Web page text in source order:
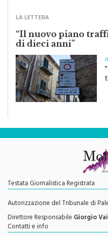
“Il nuovo piano
di dieci anni”
Testata Giornalistica Registrata
Autorizzazione del Tribunale di
Direttore ResponsabileGiorgio
Contatti e info